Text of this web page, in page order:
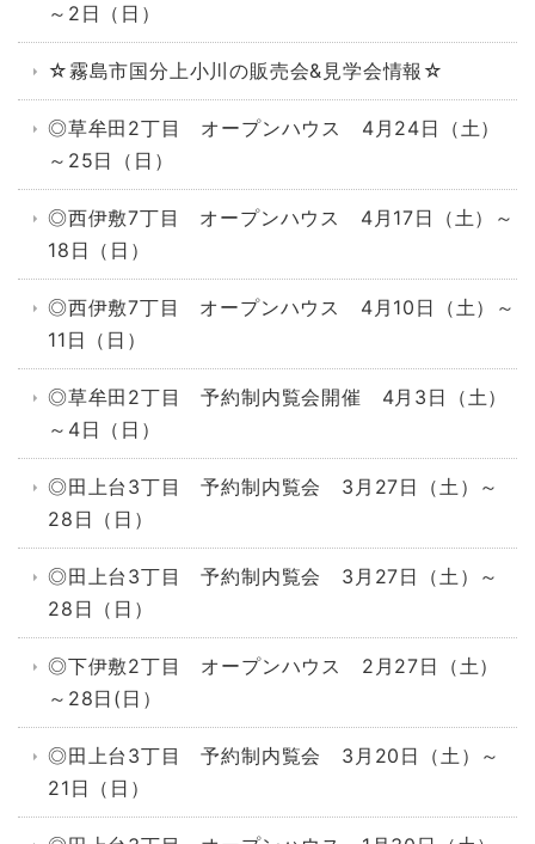
～2日（日）
☆霧島市国分上小川の販売会&見学会情報☆
◎草牟田2丁目 オープンハウス 4月24日（土）
～25日（日）
◎西伊敷7丁目 オープンハウス 4月17日（土）～
18日（日）
◎西伊敷7丁目 オープンハウス 4月10日（土）～
11日（日）
◎草牟田2丁目 予約制内覧会開催 4月3日（土）
～4日（日）
◎田上台3丁目 予約制内覧会 3月27日（土）～
28日（日）
◎田上台3丁目 予約制内覧会 3月27日（土）～
28日（日）
◎下伊敷2丁目 オープンハウス 2月27日（土）
～28日(日）
◎田上台3丁目 予約制内覧会 3月20日（土）～
21日（日）